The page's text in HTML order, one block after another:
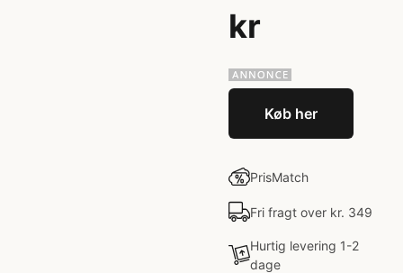
kr
Køb her
PrisMatch
Fri fragt over kr. 349
Hurtig levering 1-2
dage